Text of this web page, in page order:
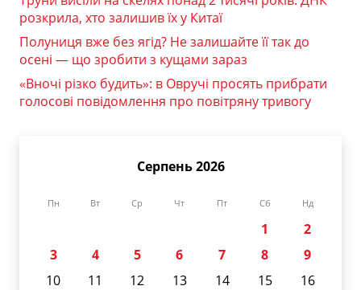
розкрила, хто залишив їх у Китаї
Полуниця вже без ягід? Не залишайте її так до
осені — що зробити з кущами зараз
«Вночі різко будить»: в Овручі просять прибрати
голосові повідомлення про повітряну тривогу
Серпень 2026
Пн Вт Ср Чт Пт Сб Нд
1
2
3
4 5 6 7 8
9
10
11 12 13 14 15
16